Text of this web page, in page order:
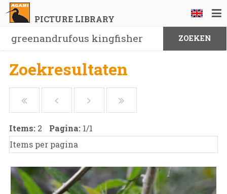
PICTURE LIBRARY
Zoekresultaten
Items: 2 Pagina: 1/1